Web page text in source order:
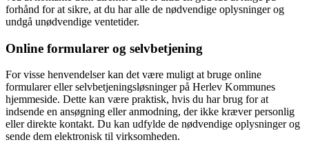
forhånd for at sikre, at du har alle de nødvendige oplysninger og
undgå unødvendige ventetider.
Online formularer og selvbetjening
For visse henvendelser kan det være muligt at bruge online
formularer eller selvbetjeningsløsninger på Herlev Kommunes
hjemmeside. Dette kan være praktisk, hvis du har brug for at
indsende en ansøgning eller anmodning, der ikke kræver personlig
eller direkte kontakt. Du kan udfylde de nødvendige oplysninger og
sende dem elektronisk til virksomheden.